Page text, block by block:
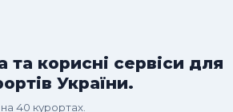
корисні сервіси для
України.
40 курортах.